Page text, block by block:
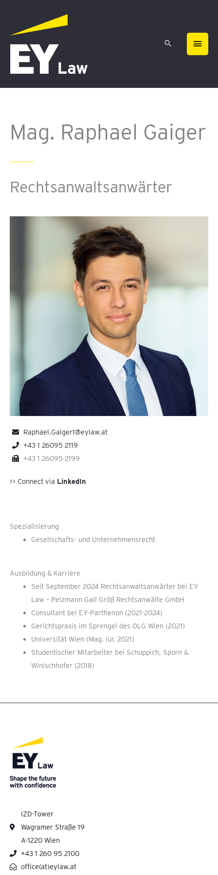
springen
Mag. Raphael Gaiger
Rechtsanwaltsanwärter
Raphael.Gaiger1@eylaw.at
+43 1 26095 2119
+43 1 26095-2199
>> Connect via LinkedIn
Spezialisierung
Gesellschafts- und Unternehmensrecht
Ausbildung & Karriere
Seit September 2024 Rechtsanwaltsanwärter bei EY
Law – Pelzmann Gall Größ Rechtsanwälte GmbH
Consultant bei EY-Parthenon (2021-2024)
Gerichtspraxis im Sprengel des OLG Wien (2021)
Universität Wien (Mag. iur. 2021)
Studentischer Mitarbeiter bei Schuppich, Sporn &
Winischhofer (2018)
IZD-Tower
Wagramer Straße 19
A-1220 Wien
+43 1 260 95 2100
office(at)eylaw.at